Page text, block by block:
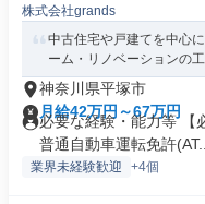
株式会社grands
中古住宅や戸建てを中心
ーム・リノベーションの
神奈川県平塚市
月給42万円～67万円
必要な経験・能力等 【
普通自動車運転免許(AT...
業界未経験歓迎 +4個